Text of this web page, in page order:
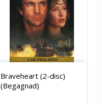
Braveheart (2-disc)
(Begagnad)